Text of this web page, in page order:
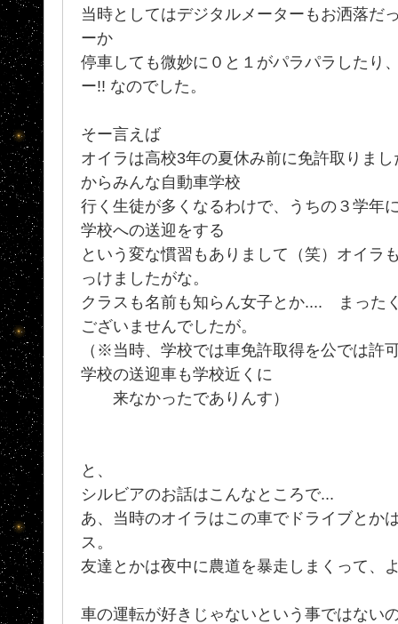
当時としてはデジタルメーターもお洒落だ
ーか
停車しても微妙に０と１がパラパラしたり
ー!! なのでした。
そー言えば
オイラは高校3年の夏休み前に免許取りま
からみんな自動車学校
行く生徒が多くなるわけで、うちの３学年
学校への送迎をする
という変な慣習もありまして（笑）オイラ
っけましたがな。
クラスも名前も知らん女子とか.... まった
ございませんでしたが。
（※当時、学校では車免許取得を公では許
学校の送迎車も学校近くに
来なかったでありんす）
と、
シルビアのお話はこんなところで...
あ、当時のオイラはこの車でドライブとか
ス。
友達とかは夜中に農道を暴走しまくって、
車の運転が好きじゃないという事ではない